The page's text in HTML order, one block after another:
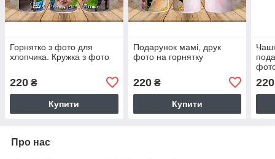
Горнятко з фото для
хлопчика. Кружка з фото
220 ₴
Купити
Подарунок мамі, друк
фото на горнятку
220₴
Купити
220
Про нас